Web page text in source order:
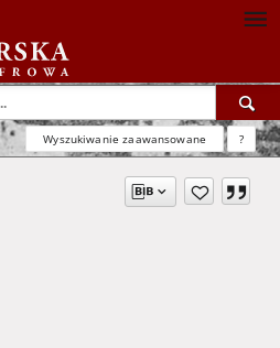
Wyszukiwanie zaawansowane ?